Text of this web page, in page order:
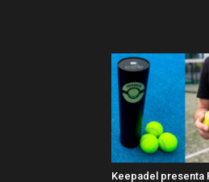
Keepadel presenta